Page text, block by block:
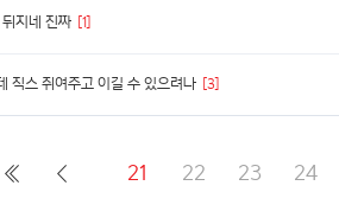
지네 진짜 [1]
직스 쥐여주고 이길 수 있으려나 [3]
21 22 23 24